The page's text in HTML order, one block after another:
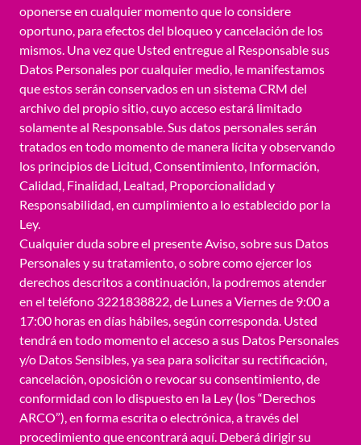
oponerse en cualquier momento que lo considere
oportuno, para efectos del bloqueo y cancelación de los
mismos. Una vez que Usted entregue al Responsable sus
Datos Personales por cualquier medio, le manifestamos
que estos serán conservados en un sistema CRM del
archivo del propio sitio, cuyo acceso estará limitado
solamente al Responsable. Sus datos personales serán
tratados en todo momento de manera lícita y observando
los principios de Licitud, Consentimiento, Información,
Calidad, Finalidad, Lealtad, Proporcionalidad y
Responsabilidad, en cumplimiento a lo establecido por la
Ley.
Cualquier duda sobre el presente Aviso, sobre sus Datos
Personales y su tratamiento, o sobre como ejercer los
derechos descritos a continuación, la podremos atender
en el teléfono 3221838822, de Lunes a Viernes de 9:00 a
17:00 horas en días hábiles, según corresponda. Usted
tendrá en todo momento el acceso a sus Datos Personales
y/o Datos Sensibles, ya sea para solicitar su rectificación,
cancelación, oposición o revocar su consentimiento, de
conformidad con lo dispuesto en la Ley (los “Derechos
ARCO”), en forma escrita o electrónica, a través del
procedimiento que encontrará aquí. Deberá dirigir su